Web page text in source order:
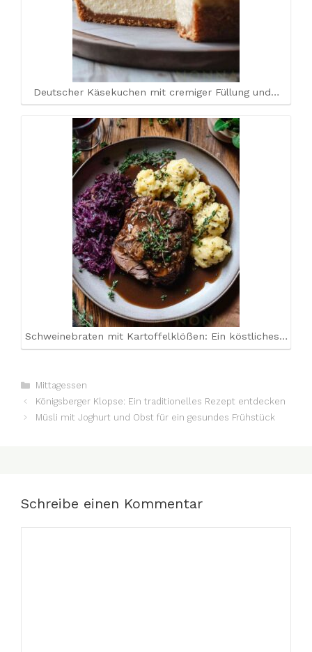
Deutscher Käsekuchen mit cremiger Füllung und…
Schweinebraten mit Kartoffelklößen: Ein köstliches…
Kategorien
Mittagessen
Königsberger Klopse: Ein traditionelles Rezept entdecken
Müsli mit Joghurt und Obst für ein gesundes Frühstück
Schreibe einen Kommentar